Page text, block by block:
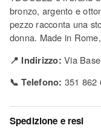
bronzo, argento e
pezzo racconta una
donna. Made in
📍 Indirizzo: Via
📞 Telefono: 351 862
Spedizione e resi